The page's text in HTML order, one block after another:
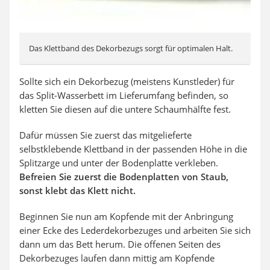
Das Klettband des Dekorbezugs sorgt für optimalen Halt.
Sollte sich ein Dekorbezug (meistens Kunstleder) für
das Split-Wasserbett im Lieferumfang befinden, so
kletten Sie diesen auf die untere Schaumhälfte fest.
Dafür müssen Sie zuerst das mitgelieferte
selbstklebende Klettband in der passenden Höhe in die
Splitzarge und unter der Bodenplatte verkleben.
Befreien Sie zuerst die Bodenplatten von Staub,
sonst klebt das Klett nicht.
Beginnen Sie nun am Kopfende mit der Anbringung
einer Ecke des Lederdekorbezuges und arbeiten Sie sich
dann um das Bett herum. Die offenen Seiten des
Dekorbezuges laufen dann mittig am Kopfende